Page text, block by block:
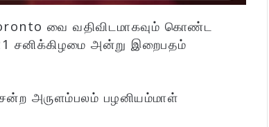
வை வதிவிடமாகவும் கொண்ட
சனிக்கிழமை அன்று இறைபதம்
அருளம்பலம் பழனியம்மாள்